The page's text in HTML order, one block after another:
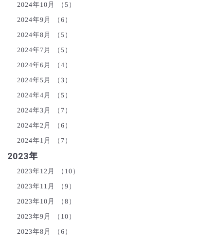
2024年10月 （5）
2024年9月 （6）
2024年8月 （5）
2024年7月 （5）
2024年6月 （4）
2024年5月 （3）
2024年4月 （5）
2024年3月 （7）
2024年2月 （6）
2024年1月 （7）
2023年
2023年12月 （10）
2023年11月 （9）
2023年10月 （8）
2023年9月 （10）
2023年8月 （6）